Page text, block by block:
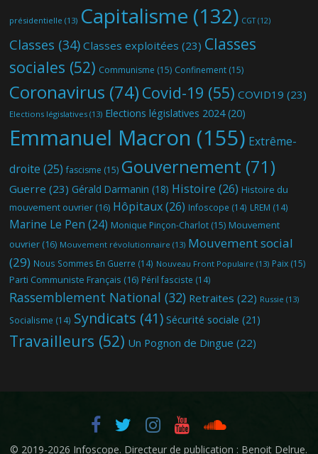
présidentielle (13) Capitalisme (132) CGT(12)
Classes (34) Classes exploitées (23) Classes
sociales (52) Communisme (15) Confinement (15)
Coronavirus (74) Covid-19 (55) COVID19 (23)
Elections législatives (13) Elections législatives 2024(20)
Emmanuel Macron (155) Extrême-
droite (25) fascisme (15) Gouvernement (71)
Guerre (23) Gérald Darmanin (18) Histoire (26) Histoire du
mouvement ouvrier (16) Hôpitaux(26) Infoscope (14) LREM (14)
Marine Le Pen (24) Monique Pinçon-Charlot (15) Mouvement
ouvrier (16) Mouvement révolutionnaire (13) Mouvement social
(29) Nous Sommes En Guerre (14) Nouveau Front Populaire (13) Paix (15)
Parti Communiste Français (16) Péril fasciste (14)
Rassemblement National (32) Retraites (22) Russie (13)
Socialisme (14) Syndicats (41) Sécurité sociale (21)
Travailleurs (52) Un Pognon de Dingue (22)
© 2019-2026 Infoscope. Directeur de publication : Benoit Delrue.